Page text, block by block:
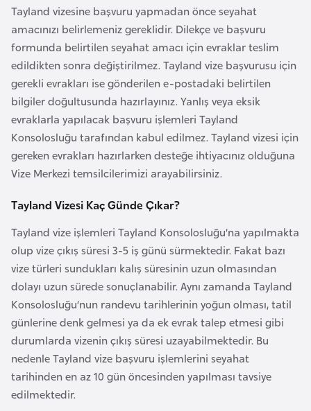
Tayland vizesine başvuru yapmadan önce seyahat
amacınızı belirlemeniz gereklidir. Dilekçe ve başvuru
formunda belirtilen seyahat amacı için evraklar teslim
edildikten sonra değiştirilmez. Tayland vize başvurusu için
gerekli evrakları ise gönderilen e-postadaki belirtilen
bilgiler doğultusunda hazırlayınız. Yanlış veya eksik
evraklarla yapılacak başvuru işlemleri Tayland
Konsolosluğu tarafından kabul edilmez. Tayland vizesi için
gereken evrakları hazırlarken desteğe ihtiyacınız olduğuna
Vize Merkezi temsilcilerimizi arayabilirsiniz.
Tayland Vizesi Kaç Günde Çıkar?
Tayland vize işlemleri Tayland Konsolosluğu’na yapılmakta
olup vize çıkış süresi 3-5 iş günü sürmektedir. Fakat bazı
vize türleri sundukları kalış süresinin uzun olmasından
dolayı uzun sürede sonuçlanabilir. Aynı zamanda Tayland
Konsolosluğu’nun randevu tarihlerinin yoğun olması, tatil
günlerine denk gelmesi ya da ek evrak talep etmesi gibi
durumlarda vizenin çıkış süresi uzayabilmektedir. Bu
nedenle Tayland vize başvuru işlemlerini seyahat
tarihinden en az 10 gün öncesinden yapılması tavsiye
edilmektedir.
i
b
u
t
i
Ç
i
n
D
a
n
i
m
a
r
k
a
D
e